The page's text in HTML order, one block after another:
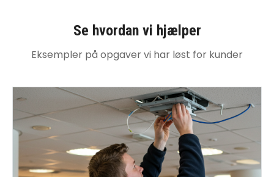
Se hvordan vi hjælper
Eksempler på opgaver vi har løst for kunder